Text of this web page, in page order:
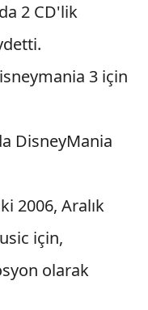
2 CD'lik
3 için
DisneyMania
2006, Aralık
için,
olarak